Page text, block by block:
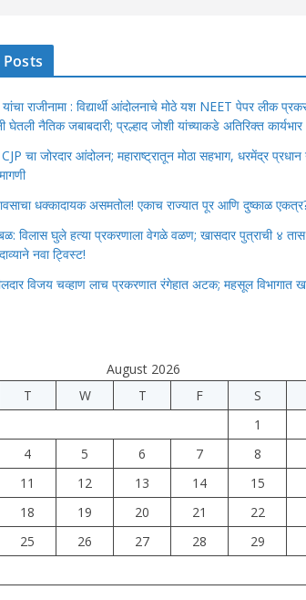
Posts
यांचा राजीनामा : विद्यार्थी आंदोलनाचे मोठे यश NEET पेपर लीक
घेतली नैतिक जबाबदारी; प्रल्हाद जोशी यांच्याकडे अतिरिक्त कार्यभार
चा जोरदार आंदोलन; महाराष्ट्रातून मोठा सहभाग, धरमेंद्र प्रधान
पावसाचा धक्कादायक असमतोल! एकाच राज्यात पूर आणि दुष्काळ
विलास घुले हत्या प्रकरणाला वेगळे वळण; खासदार पुत्राची ४
नवा ट्विस्ट!
विजय चव्हाण लाच प्रकरणात रंगेहात अटक; महसूल विभागात
August 2026
T W T F S
1
4 5 6 7 8
11 12 13 14 15
18 19 20 21 22
25 26 27 28 29